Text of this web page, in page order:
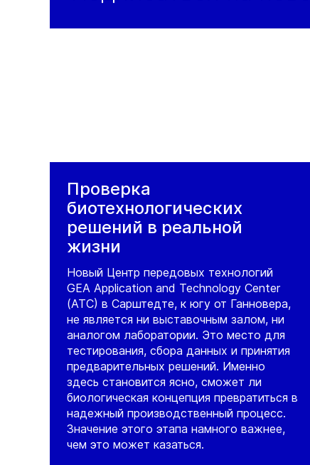
P.O. Box 69619 - Industrial Area 15,
Проверка
биотехнологических
решений в реальной
жизни
Новый Центр передовых технологий
GEA Application and Technology Center
(ATC) в Сарштедте, к югу от Ганновера,
не является ни выставочным залом, ни
аналогом лаборатории. Это место для
тестирования, сбора данных и принятия
предварительных решений. Именно
здесь становится ясно, сможет ли
биологическая концепция превратиться в
надежный производственный процесс.
Значение этого этапа намного важнее,
чем это может казаться.